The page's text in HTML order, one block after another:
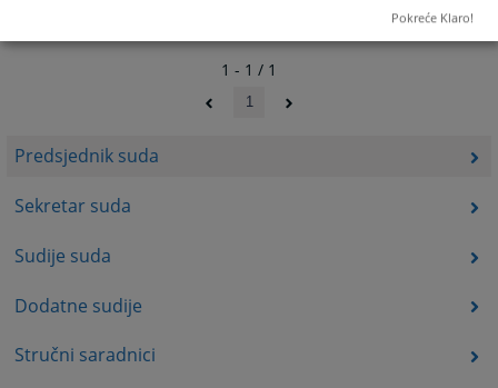
Predsjednik suda
Sekretar suda
Sudije suda
Dodatne sudije
Stručni saradnici
1 - 1 / 1
1
Pokreće Klaro!